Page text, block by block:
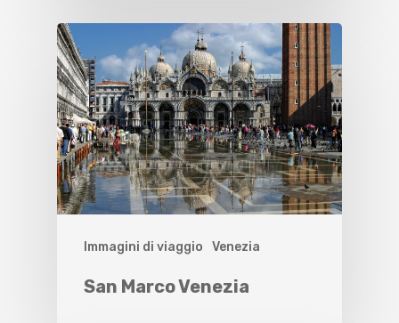
Immagini di viaggio Venezia
San Marco Venezia